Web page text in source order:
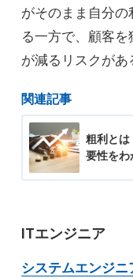
がそのまま自分の
る一方で、顧客
が減るリスクがあ
関連記事
粗利とは
要性をわ
ITエンジニア
システムエンジニ